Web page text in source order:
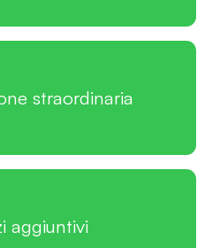
straordinaria
aggiuntivi